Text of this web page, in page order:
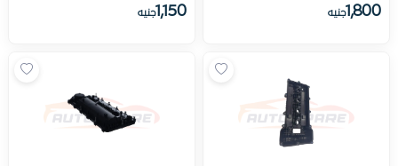
1,800جنيه 1,150جنيه